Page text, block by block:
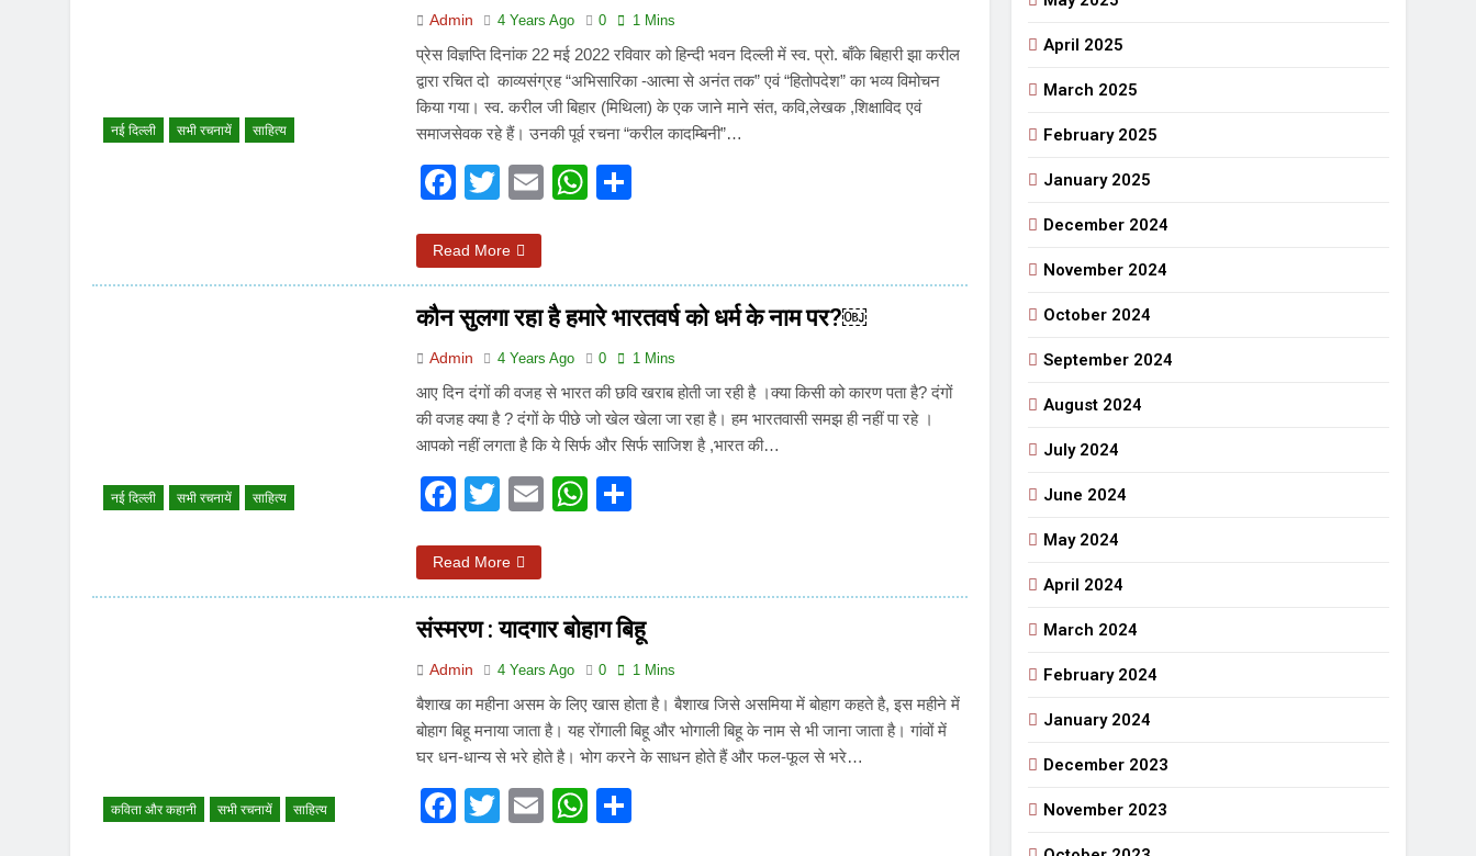
नई दिल्ली सभी रचनायें साहित्य
Admin 4 Years Ago 0 1 Mins
प्रेस विज्ञप्ति दिनांक 22 मई 2022 रविवार को हिन्दी भवन दिल्ली में स्व. प्रो. बाँके बिहारी झा करील
द्वारा रचित दो काव्यसंग्रह “अभिसारिका -आत्मा से अनंत तक” एवं “हितोपदेश” का भव्य विमोचन
किया गया। स्व. करील जी बिहार (मिथिला) के एक जाने माने संत, कवि,लेखक ,शिक्षाविद एवं
समाजसेवक रहे हैं। उनकी पूर्व रचना “करील कादम्बिनी”…
Facebook
Twitter
EmailWhatsApp
Read More
नई दिल्ली सभी रचनायें साहित्य
कौन सुलगा रहा है हमारे भारतवर्ष को धर्म के नाम पर?￼
Admin 4 Years Ago 0 1 Mins
आए दिन दंगों की वजह से भारत की छवि खराब होती जा रही है ।क्या किसी को कारण पता है? दंगों
की वजह क्या है ? दंगों के पीछे जो खेल खेला जा रहा है। हम भारतवासी समझ ही नहीं पा रहे ।
आपको नहीं लगता है कि ये सिर्फ और सिर्फ साजिश है ,भारत की…
Facebook
Twitter
EmailWhatsApp
Read More
कविता और कहानी सभी रचनायें साहित्य
संस्मरण : यादगार बोहाग बिहू
Admin 4 Years Ago 0 1 Mins
बैशाख का महीना असम के लिए खास होता है। बैशाख जिसे असमिया में बोहाग कहते है, इस महीने में
बोहाग बिहू मनाया जाता है। यह रोंगाली बिहू और भोगाली बिहू के नाम से भी जाना जाता है। गांवों में
घर धन-धान्य से भरे होते है। भोग करने के साधन होते हैं और फल-फूल से भरे…
Facebook
Twitter
EmailWhatsApp
April 2025
March 2025
February 2025
January 2025
December 2024
November 2024
October 2024
September 2024
August 2024
July 2024
June 2024
May 2024
April 2024
March 2024
February 2024
January 2024
December 2023
November 2023